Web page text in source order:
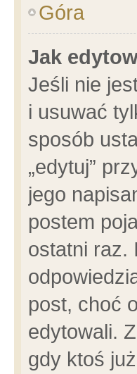
Góra
Jak
Jeśli nie
i usuwać
sposób
„edytuj”
jego
postem
ostatni raz.
post, choć
edytowali.
gdy ktoś